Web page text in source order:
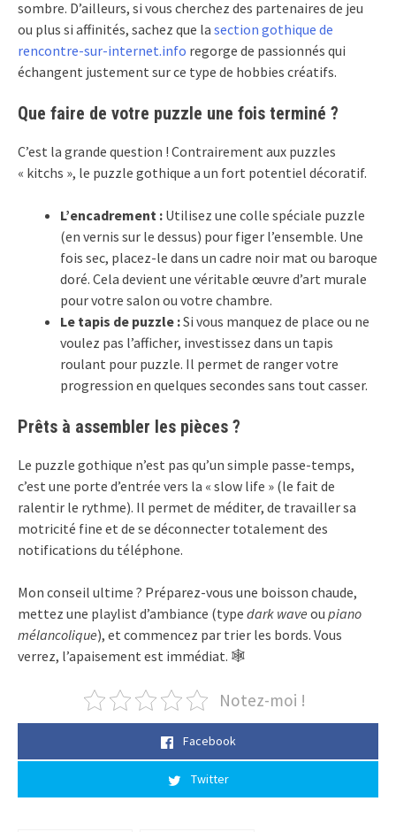
sombre. D’ailleurs, si vous cherchez des partenaires de jeu
ou plus si affinités, sachez que la section gothique de
rencontre-sur-internet.info regorge de passionnés qui
échangent justement sur ce type de hobbies créatifs.
Que faire de votre puzzle une fois terminé ?
C’est la grande question ! Contrairement aux puzzles
« kitchs », le puzzle gothique a un fort potentiel décoratif.
L’encadrement : Utilisez une colle spéciale puzzle
(en vernis sur le dessus) pour figer l’ensemble. Une
fois sec, placez-le dans un cadre noir mat ou baroque
doré. Cela devient une véritable œuvre d’art murale
pour votre salon ou votre chambre.
Le tapis de puzzle :Si vous manquez de place ou ne
voulez pas l’afficher, investissez dans un tapis
roulant pour puzzle. Il permet de ranger votre
progression en quelques secondes sans tout casser.
Prêts à assembler les pièces ?
Le puzzle gothique n’est pas qu’un simple passe-temps,
c’est une porte d’entrée vers la « slow life » (le fait de
ralentir le rythme). Il permet de méditer, de travailler sa
motricité fine et de se déconnecter totalement des
notifications du téléphone.
Mon conseil ultime ? Préparez-vous une boisson chaude,
mettez une playlist d’ambiance (type dark wave ou piano
mélancolique), et commencez par trier les bords. Vous
verrez, l’apaisement est immédiat. 🕸️
Notez-moi !
Facebook
Twitter